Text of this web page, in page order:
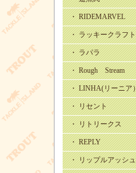
・ RIDEMARVEL
・ ラッキークラフト
・ ラパラ
・ Rough Stream
・ LINHA(リーニア）
・ リセント
・ リトリークス
・ REPLY
・ リップルアッシュ